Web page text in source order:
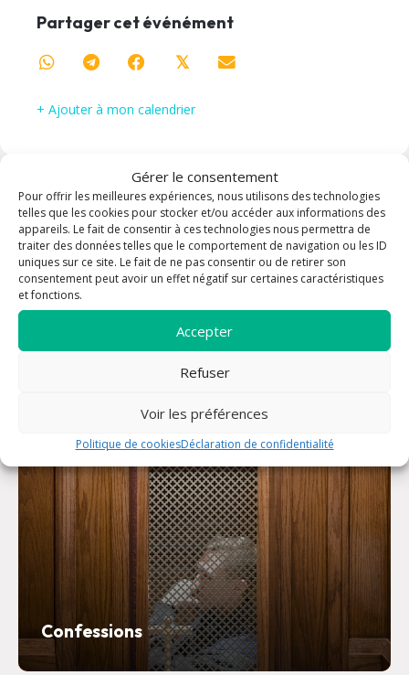
Gérer le consentement
Pour offrir les meilleures expériences, nous utilisons des technologies
telles que les cookies pour stocker et/ou accéder aux informations des
appareils. Le fait de consentir à ces technologies nous permettra de
traiter des données telles que le comportement de navigation ou les ID
uniques sur ce site. Le fait de ne pas consentir ou de retirer son
consentement peut avoir un effet négatif sur certaines caractéristiques
et fonctions.
Accepter
Refuser
Voir les préférences
Politique de cookiesDéclaration de confidentialité
Partager cet événément
𝕏
+ Ajouter à mon calendrier
Prochainement dans la
paroisse
Confessions